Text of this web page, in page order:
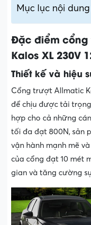
Mục lục nội dung
Đặc điểm cổng
Kalos XL 230V
Thiết kế và hiệu
Cổng trượt Allmatic
để chịu được tải
hợp cho cả những
tối đa đạt 800N, sản
vận hành mạnh mẽ
của cổng đạt 10 mét
gian và tăng cường